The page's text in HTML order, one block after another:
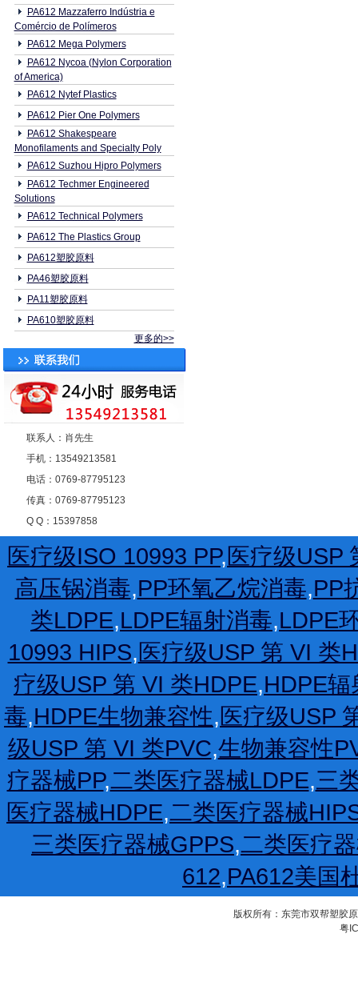
PA612 Mazzaferro Indústria e
Comércio de Polímeros
PA612 Mega Polymers
PA612 Nycoa (Nylon Corporation
of America)
PA612 Nytef Plastics
PA612 Pier One Polymers
PA612 Shakespeare
Monofilaments and Specialty Poly
PA612 Suzhou Hipro Polymers
PA612 Techmer Engineered
Solutions
PA612 Technical Polymers
PA612 The Plastics Group
PA612塑胶原料
PA46塑胶原料
PA11塑胶原料
PA610塑胶原料
更多的>>
联系人：肖先生
手机：13549213581
电话：0769-87795123
传真：0769-87795123
Q Q：15397858
医疗级ISO 10993 PP,医疗级USP
高压锅消毒,PP环氧乙烷消毒,PP
类LDPE,LDPE辐射消毒,LDPE
10993 HIPS,医疗级USP 第 VI 类
疗级USP 第 VI 类HDPE,HDPE辐
毒,HDPE生物兼容性,医疗级USP
级USP 第 VI 类PVC,生物兼容性
疗器械PP,二类医疗器械LDPE,三
医疗器械HDPE,二类医疗器械
三类医疗器械GPPS,二类医疗
612,PA612美国
版权所有：东莞市双帮塑胶
粤